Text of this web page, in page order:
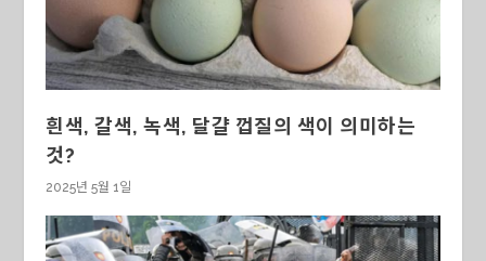
흰색, 갈색, 녹색, 달걀 껍질의 색이 의미하는
것?
2025년 5월 1일